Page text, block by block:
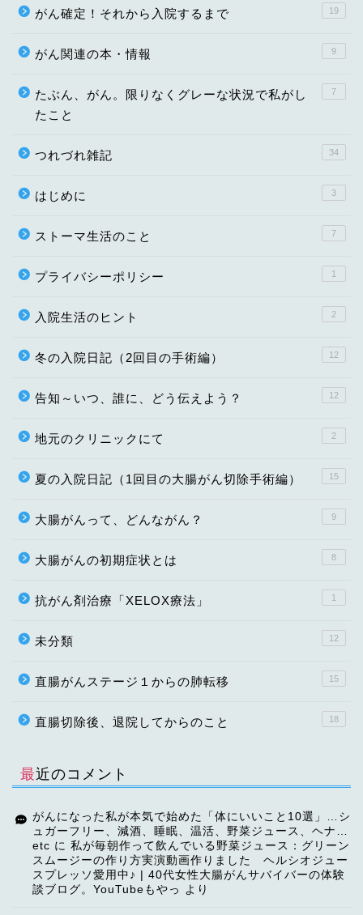
がん確定！それから入院するまで 19
がん関連の本・情報 9
たぶん、がん。限りなくグレーな状況で私がし
たこと
7
つれづれ雑記 34
はじめに 3
ストーマ生活のこと 7
プライバシーポリシー 1
入院生活のヒント 2
冬の入院日記（2回目の手術編） 12
告知～いつ、誰に、どう伝えよう？ 12
地元のクリニックにて 2
夏の入院日記（1回目の大腸がん切除手術編） 15
大腸がんって、どんながん？ 9
大腸がんの初期症状とは 8
抗がん剤治療「XELOX療法」 1
未分類 12
直腸がんステージ１からの肺転移 15
直腸切除後、退院してからのこと 18
最近のコメント
がんになった私が本気で始めた「体にいいこと10選」…シ
ュガーフリー、減酒、睡眠、温活、野菜ジュース、ヘナ…
etc に 私が毎朝作って飲んでいる野菜ジュース：グリーン
スムージーの作り方実演動画作りました ヘルシオジュー
スプレッソ愛用中♪ | 40代女性大腸がんサバイバーの体験
談ブログ。YouTubeもやっ
より